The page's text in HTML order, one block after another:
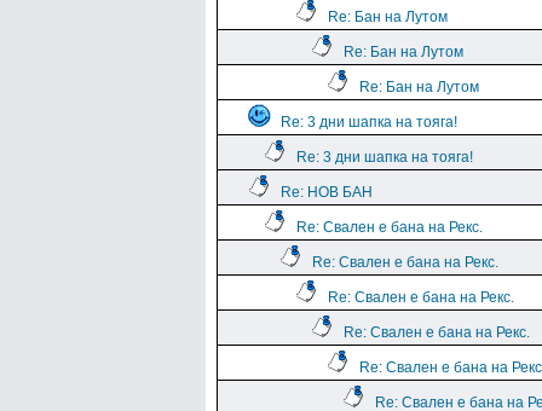
Re: Бан на Лутом
Re: Бан на Лутом
Re: Бан на Лутом
Re: 3 дни шапка на тояга!
Re: 3 дни шапка на тояга!
Re: НОВ БАН
Re: Свален е бана на Рекс.
Re: Свален е бана на Рекс.
Re: Свален е бана на Рекс.
Re: Свален е бана на Рекс.
Re: Свален е бана на
Re: Свален е бана на